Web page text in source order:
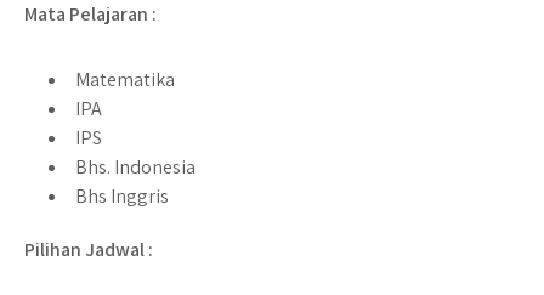
Mata Pelajaran :
Matematika
IPA
IPS
Bhs. Indonesia
Bhs Inggris
Pilihan Jadwal :